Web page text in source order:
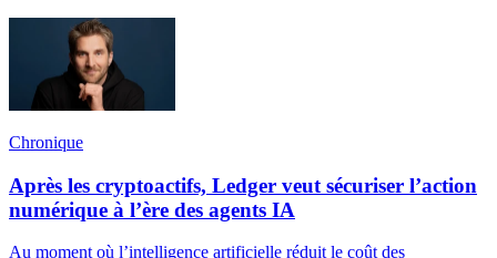
Chronique
Après les cryptoactifs, Ledger veut sécuriser l’action
numérique à l’ère des agents IA
Au moment où l’intelligence artificielle réduit le coût des